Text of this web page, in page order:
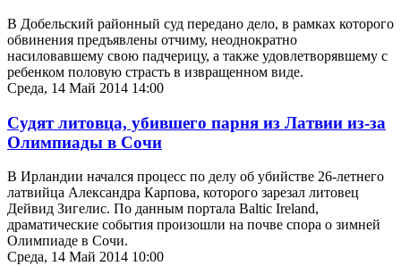
В Добельский районный суд передано дело, в рамках которого
обвинения предъявлены отчиму, неоднократно
насиловавшему свою падчерицу, а также удовлетворявшему с
ребенком половую страсть в извращенном виде.
Среда, 14 Май 2014 14:00
Судят литовца, убившего парня из Латвии из-за
Олимпиады в Сочи
В Ирландии начался процесс по делу об убийстве 26-летнего
латвийца Александра Карпова, которого зарезал литовец
Дейвид Зигелис. По данным портала Baltic Ireland,
драматические события произошли на почве спора о зимней
Олимпиаде в Сочи.
Среда, 14 Май 2014 10:00